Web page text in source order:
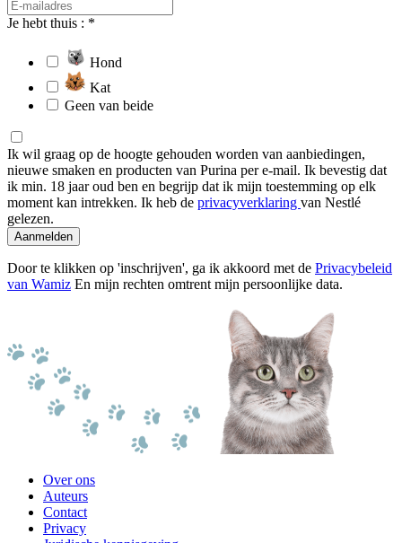
Je hebt thuis : *
Hond
Kat
Geen van beide
Ik wil graag op de hoogte gehouden worden van aanbiedingen,
nieuwe smaken en producten van Purina per e-mail. Ik bevestig dat
ik min. 18 jaar oud ben en begrijp dat ik mijn toestemming op elk
moment kan intrekken. Ik heb de privacyverklaring van Nestlé
gelezen.
Aanmelden
Door te klikken op 'inschrijven', ga ik akkoord met de Privacybeleid
van Wamiz En mijn rechten omtrent mijn persoonlijke data.
Over ons
Auteurs
Contact
Privacy